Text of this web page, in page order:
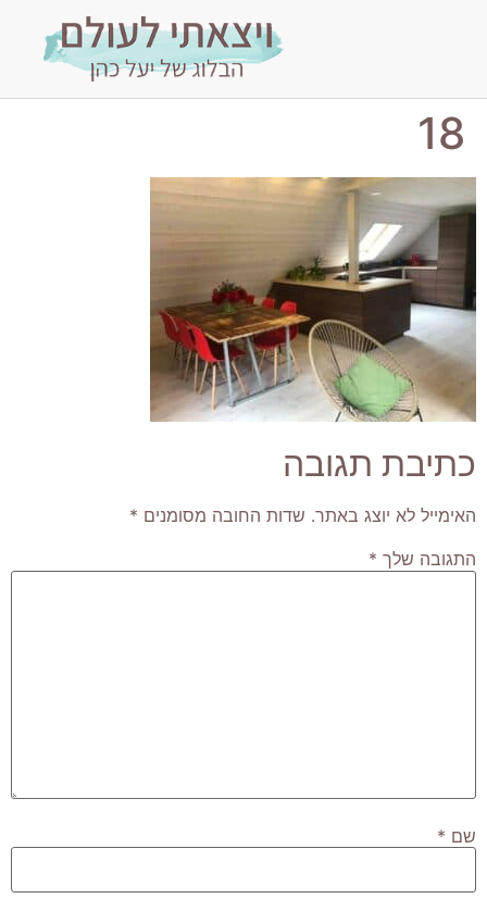
18
כתיבת תגובה
האימייל לא יוצג באתר. שדות החובה מסומנים *
התגובה שלך *
שם *